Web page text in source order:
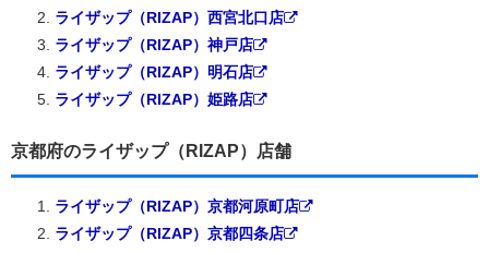
ライザップ（RIZAP）西宮北口店
ライザップ（RIZAP）神戸店
ライザップ（RIZAP）明石店
ライザップ（RIZAP）姫路店
京都府のライザップ（RIZAP）店舗
ライザップ（RIZAP）京都河原町店
ライザップ（RIZAP）京都四条店